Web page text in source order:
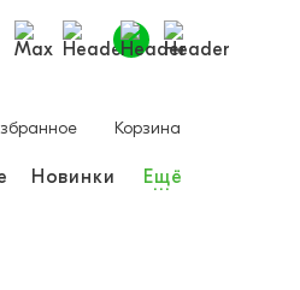
Корзина
Новинки Ещё
...